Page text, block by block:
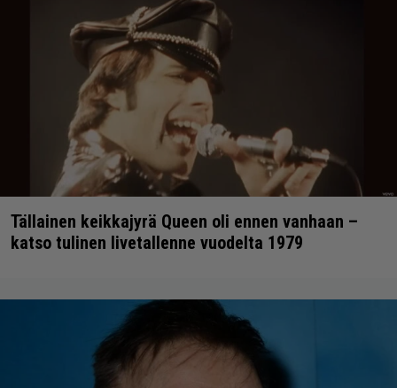
Tällainen keikkajyrä Queen oli ennen vanhaan –
katso tulinen livetallenne vuodelta 1979